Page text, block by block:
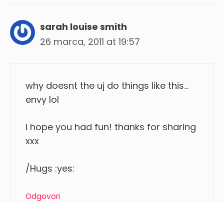
sarah louise smith
26 marca, 2011 at 19:57
why doesnt the uj do things like this…
envy lol
i hope you had fun! thanks for sharing
xxx
/Hugs :yes:
Odgovori